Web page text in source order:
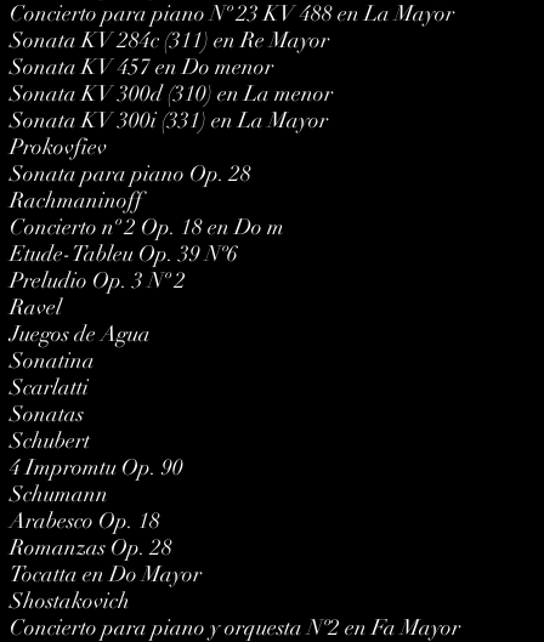
Concierto para piano Nº 23 KV 488 en La Mayor
Sonata KV 284c (311) en Re Mayor
Sonata KV 457 en Do menor
Sonata KV 300d (310) en La menor
Sonata KV 300i (331) en La Mayor
Prokovfiev
Sonata para piano Op. 28
Rachmaninoff
Concierto nº 2 Op. 18 en Do m
Etude-Tableu Op. 39 Nº6
Preludio Op. 3 Nº 2
Ravel
Juegos de Agua
Sonatina
Scarlatti
Sonatas
Schubert
4 Impromtu Op. 90
Schumann
Arabesco Op. 18
Romanzas Op. 28
Tocatta en Do Mayor
Shostakovich
Concierto para piano y orquesta Nº2 en Fa Mayor